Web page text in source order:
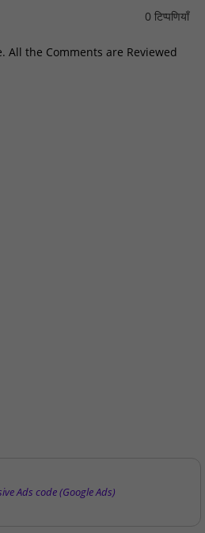
0 टिप्पणियाँ
All the Comments are Reviewed
Ads code (Google Ads)